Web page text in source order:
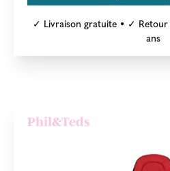
✓ Livraison gratuite • ✓
ans
Phil&Teds